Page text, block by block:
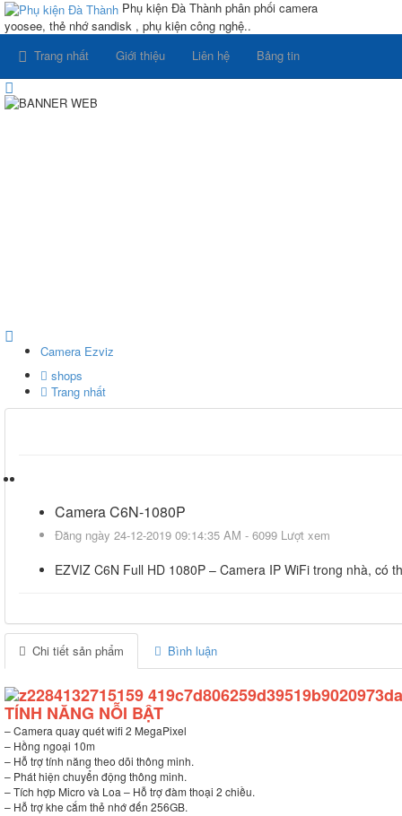
Phụ kiện Đà Thành phân phối camera
yoosee, thẻ nhớ sandisk , phụ kiện công nghệ..
Trang nhất
Giới thiệu Liên hệ Bảng tin
Camera Ezviz
shops
Trang nhất
Camera C6N-1080P
Đăng ngày 24-12-2019 09:14:35 AM - 6099 Lượt xem
EZVIZ C6N Full HD 1080P – Camera IP WiFi trong nhà, có
Chi tiết sản phẩm Bình luận
TÍNH NĂNG NỖI BẬT
– Camera quay quét wifi 2 MegaPixel
– Hồng ngoại 10m
– Hỗ trợ tính năng theo dõi thông minh.
– Phát hiện chuyển động thông minh.
– Tích hợp Micro và Loa – Hỗ trợ đàm thoại 2 chiều.
– Hỗ trợ khe cắm thẻ nhớ đến 256GB.